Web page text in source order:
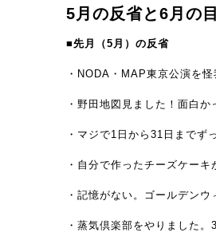
5月の反省と6月の
■先月（5 月）の反省
・NODA・MAP東京公演を
・野田地図見ました！面白
・マジで1日から31日までず
・自分で作ったチーズケー
・記憶がない。ゴールデン
・蒸気倶楽部をやりました